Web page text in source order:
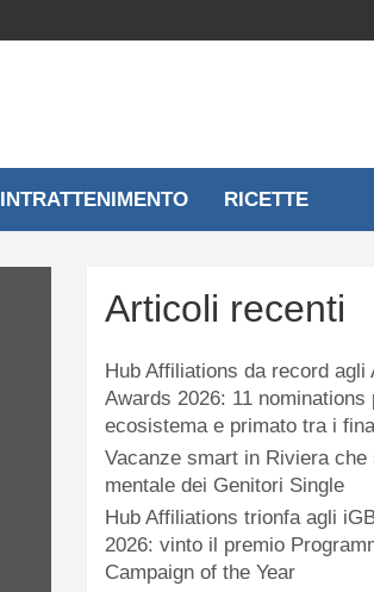
INTRATTENIMENTO RICETTE
Articoli recenti
Hub Affiliations da record agli
Awards 2026: 11 nominations
ecosistema e primato tra i
Vacanze smart in Riviera
mentale dei Genitori Single
Hub Affiliations trionfa agli
2026: vinto il premio
Campaign of the Year